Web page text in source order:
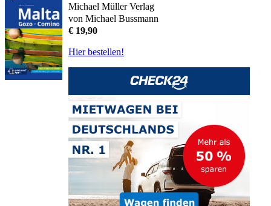
Michael Müller Verlag
von Michael Bussmann
€ 19,90
Hier bestellen!